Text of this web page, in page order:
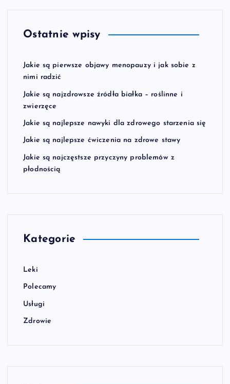
Ostatnie wpisy
Jakie są pierwsze objawy menopauzy i jak sobie z
nimi radzić
Jakie są najzdrowsze źródła białka – roślinne i
zwierzęce
Jakie są najlepsze nawyki dla zdrowego starzenia się
Jakie są najlepsze ćwiczenia na zdrowe stawy
Jakie są najczęstsze przyczyny problemów z
płodnością
Kategorie
Leki
Polecamy
Usługi
Zdrowie